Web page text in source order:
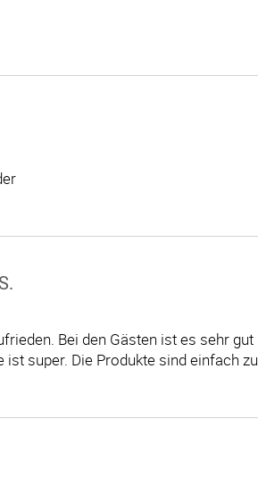
Bei den Gästen ist es sehr gut
super. Die Produkte sind einfach zu